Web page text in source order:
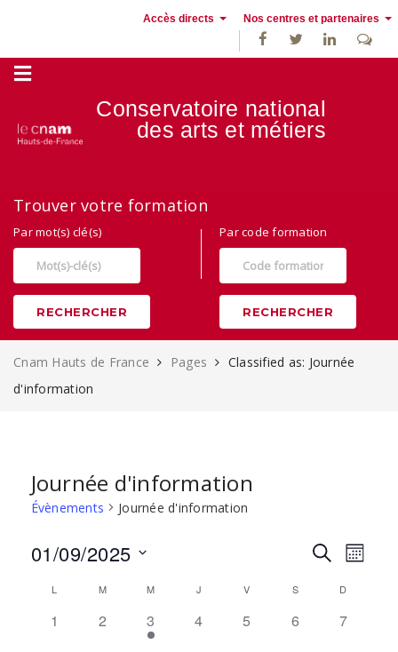
Accès directs Nos centres et partenaires
France
Conservatoire national
des arts et métiers
Trouver votre formation
Par mot(s) clé(s)
RECHERCHER
Par code formation
RECHERCHER
Cnam Hauts de France Pages
Classified as: Journée
d'information
Journée d'information
Évènements Journée d'information
RECHERCHE
MOIS
01/09/2025
date.
Calendrier
de
L M M J V S D
0
1
0
ÉVÈNEMENT,
2
1
ÉVÈNEMENT,
3
0
4
0
5
0
6
0
7